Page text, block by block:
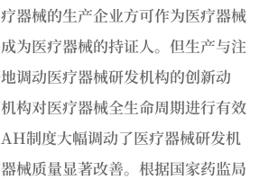
器械的生产企业方可作为医疗器械
为医疗器械的持证人。但生产与注
调动医疗器械研发机构的创新动
构对医疗器械全生命周期进行有效
制度大幅调动了医疗器械研发机
械质量显著改善。根据国家药监局